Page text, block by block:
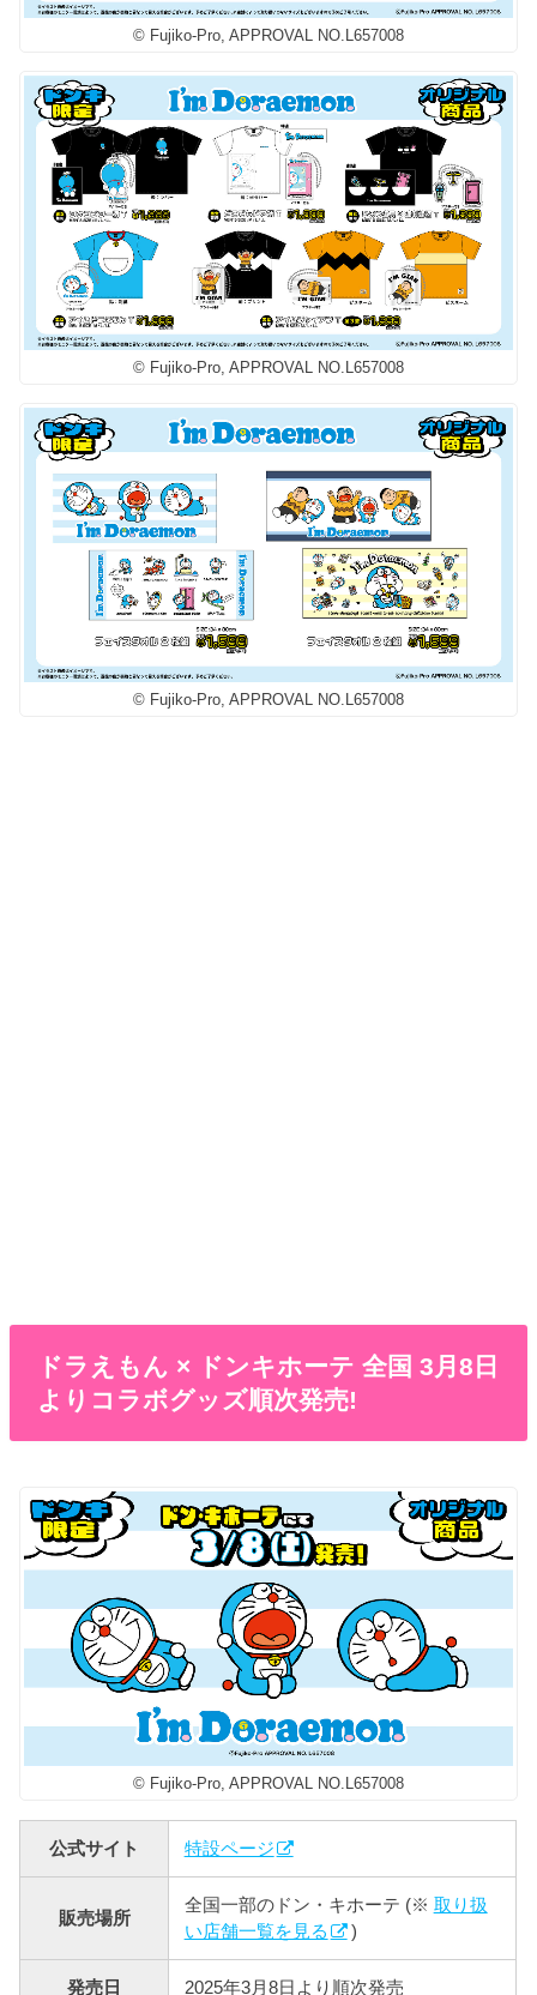
© Fujiko-Pro, APPROVAL NO.L657008
© Fujiko-Pro, APPROVAL NO.L657008
© Fujiko-Pro, APPROVAL NO.L657008
ドラえもん × ドンキホーテ 全国 3月8日
よりコラボグッズ順次発売!
© Fujiko-Pro, APPROVAL NO.L657008
公式サイト 特設ページ
販売場所
全国一部のドン・キホーテ (※ 取り扱
い店舗一覧を見る
)
発売日 2025年3月8日より順次発売